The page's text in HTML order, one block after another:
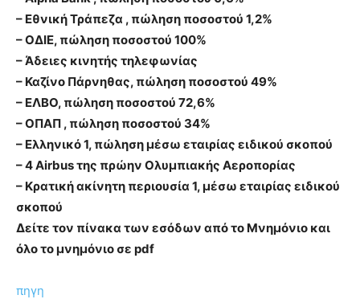
– Εθνική Τράπεζα , πώληση ποσοστού 1,2%
– ΟΔΙΕ, πώληση ποσοστού 100%
– Άδειες κινητής τηλεφωνίας
– Καζίνο Πάρνηθας, πώληση ποσοστού 49%
– ΕΛΒΟ, πώληση ποσοστού 72,6%
– ΟΠΑΠ , πώληση ποσοστού 34%
– Ελληνικό 1, πώληση μέσω εταιρίας ειδικού σκοπού
– 4 Airbus της πρώην Ολυμπιακής Αεροπορίας
– Κρατική ακίνητη περιουσία 1, μέσω εταιρίας ειδικού
σκοπού
Δείτε τον πίνακα των εσόδων από το Μνημόνιο και
όλο το μνημόνιο σε pdf
πηγη